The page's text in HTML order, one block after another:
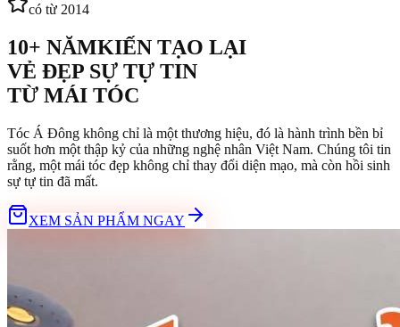
có từ 2014
10+ NĂMKIẾN TẠO LẠI
VẺ ĐẸP SỰ TỰ TIN
TỪ MÁI TÓC
Tóc Á Đông không chỉ là một thương hiệu, đó là hành trình bền bỉ
suốt hơn một thập kỷ của những nghệ nhân Việt Nam. Chúng tôi tin
rằng, một mái tóc đẹp không chỉ thay đổi diện mạo, mà còn hồi sinh
sự tự tin đã mất.
XEM SẢN PHẨM NGAY